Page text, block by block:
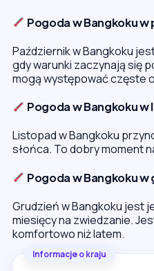
Pogoda w Bangkoku w
Październik w Bangkoku
gdy warunki zaczynają się
mogą występować częste
Pogoda w Bangkoku
Listopad w Bangkoku
słońca. To dobry moment
Pogoda w Bangkoku w
Grudzień w Bangkoku jest
miesięcy na zwiedzanie.
komfortowo niż latem.
Informacje o kraju